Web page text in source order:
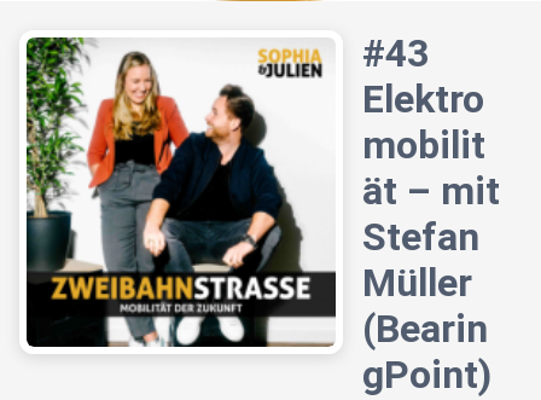
#43
Elektro
mobilit
ät – mit
Stefan
Müller
(Bearin
gPoint)